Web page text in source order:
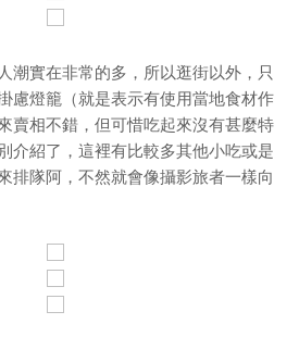
實在非常的多，所以逛街以外，只
慮燈籠（就是表示有使用當地食材作
賣相不錯，但可惜吃起來沒有甚麼特
介紹了，這裡有比較多其他小吃或是
排隊阿，不然就會像攝影旅者一樣向